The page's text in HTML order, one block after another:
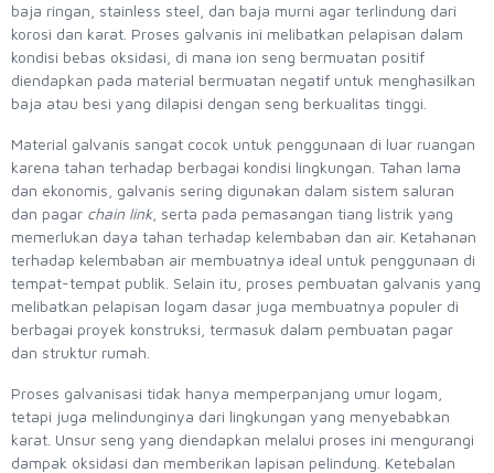
baja ringan, stainless steel, dan baja murni agar terlindung dari
korosi dan karat. Proses galvanis ini melibatkan pelapisan dalam
kondisi bebas oksidasi, di mana ion seng bermuatan positif
diendapkan pada material bermuatan negatif untuk menghasilkan
baja atau besi yang dilapisi dengan seng berkualitas tinggi.
Material galvanis sangat cocok untuk penggunaan di luar ruangan
karena tahan terhadap berbagai kondisi lingkungan. Tahan lama
dan ekonomis, galvanis sering digunakan dalam sistem saluran
dan pagar chain link, serta pada pemasangan tiang listrik yang
memerlukan daya tahan terhadap kelembaban dan air. Ketahanan
terhadap kelembaban air membuatnya ideal untuk penggunaan di
tempat-tempat publik. Selain itu, proses pembuatan galvanis yang
melibatkan pelapisan logam dasar juga membuatnya populer di
berbagai proyek konstruksi, termasuk dalam pembuatan pagar
dan struktur rumah.
Proses galvanisasi tidak hanya memperpanjang umur logam,
tetapi juga melindunginya dari lingkungan yang menyebabkan
karat. Unsur seng yang diendapkan melalui proses ini mengurangi
dampak oksidasi dan memberikan lapisan pelindung. Ketebalan